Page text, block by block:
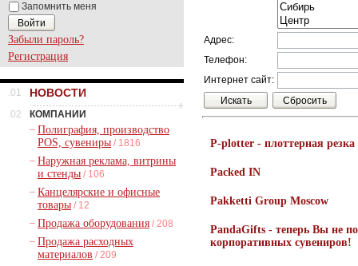
Запомнить меня
Забыли пароль?
Регистрация
.01 НОВОСТИ
.02
КОМПАНИИ
– Полиграфия, производство
POS, сувениры / 1816
– Наружная реклама, витрины
и стенды / 106
– Канцелярские и офисные
товары / 12
– Продажа оборудования / 208
– Продажа расходных
материалов / 209
Адрес:
Телефон:
Интернет сайт:
P-plotter - плоттерная резка
Packed IN
Pakketti Group Moscow
PandaGifts - теперь Вы не
корпоративных сувениров!